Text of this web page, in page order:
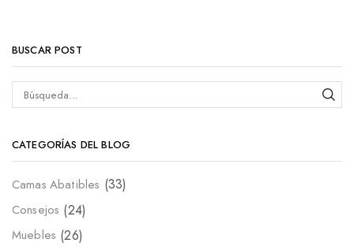
BUSCAR POST
CATEGORÍAS DEL BLOG
Camas Abatibles (33)
Consejos (24)
Muebles (26)